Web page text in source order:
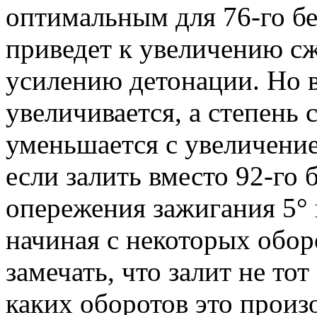
оптимальным для 76-го
приведет к увеличению
усилению детонации. Но
увеличивается, а степень
уменьшается с
если залить вместо 92-го
опережения зажигания
начиная с некоторых
замечать, что залит не
каких оборотов это